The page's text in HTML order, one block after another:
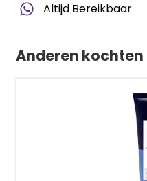
Altijd Bereikbaar
Anderen kochten